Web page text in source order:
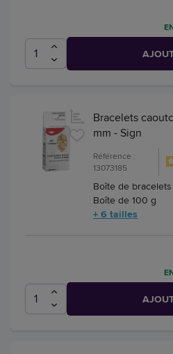
Bracelets
mm - Sign
Référence :
13073185
Boîte de
Boîte de 100 g
+ 6 tailles